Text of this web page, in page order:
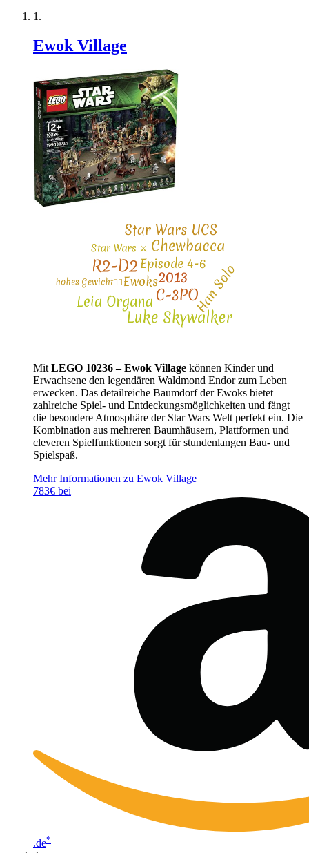
Ewok Village
Mit LEGO 10236 – Ewok Village können Kinder und
Erwachsene den legendären Waldmond Endor zum Leben
erwecken. Das detailreiche Baumdorf der Ewoks bietet
zahlreiche Spiel- und Entdeckungsmöglichkeiten und fängt
die besondere Atmosphäre der Star Wars Welt perfekt ein. Die
Kombination aus mehreren Baumhäusern, Plattformen und
cleveren Spielfunktionen sorgt für stundenlangen Bau- und
Spielspaß.
Mehr Informationen zu Ewok Village
783€ bei
.de*